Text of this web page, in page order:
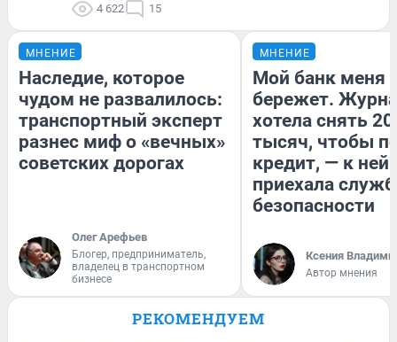
4 622 15
МНЕНИЕ
Наследие, которое
чудом не развалилось:
транспортный эксперт
разнес миф о «вечных»
советских дорогах
Олег Арефьев
Блогер, предприниматель,
владелец в транспортном
бизнесе
МНЕНИЕ
Мой банк меня
бережет.
хотела снять
тысяч, чтобы
кредит, — к
приехала
безопасности
Ксения
Автор мнения
РЕКОМЕНДУЕМ